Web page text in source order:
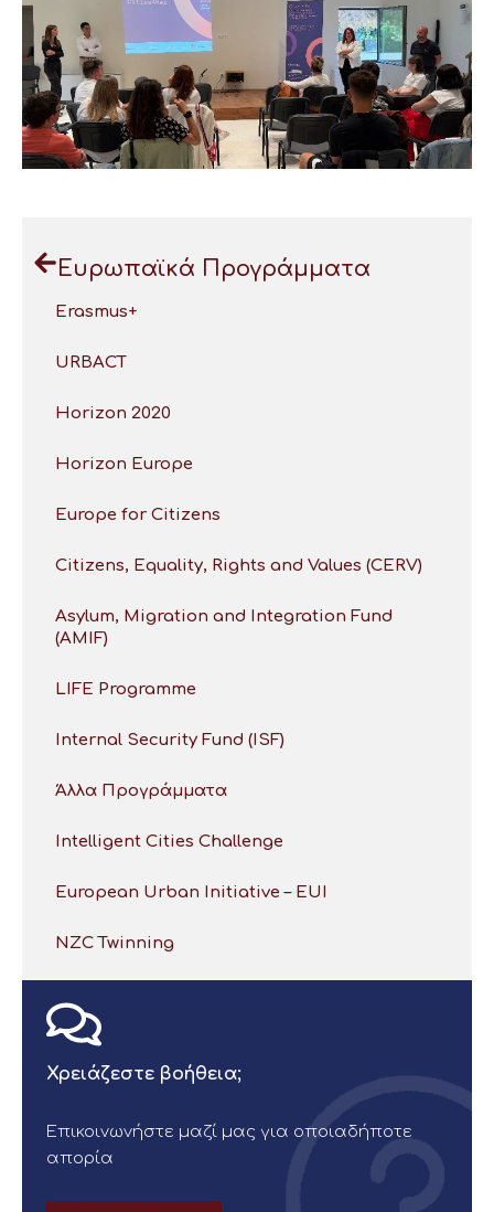
Ευρωπαϊκά Προγράμματα
Erasmus+
URBACT
Horizon 2020
Horizon Europe
Europe for Citizens
Citizens, Equality, Rights and Values (CERV)
Asylum, Migration and Integration Fund
(AMIF)
LIFE Programme
Internal Security Fund (ISF)
Άλλα Προγράμματα
Intelligent Cities Challenge
European Urban Initiative – EUI
NZC Twinning
Χρειάζεστε βοήθεια;
Επικοινωνήστε μαζί μας για οποιαδήποτε
απορία